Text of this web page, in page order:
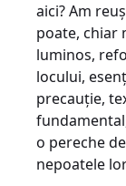
aici? Am
poate, chiar
luminos,
locului,
precauţie,
o pereche
nepoatele